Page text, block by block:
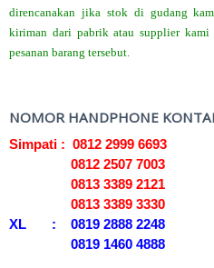
direncanakan jika stok di gudang
kiriman dari pabrik atau supplier kami
pesanan barang tersebut.
NOMOR HANDPHONE
Simpati : 0812 2999 6693
0812 2507 7003
0813 3389 2121
0813 3389 3330
XL : 0819 2888 2248
0819 1460 4888